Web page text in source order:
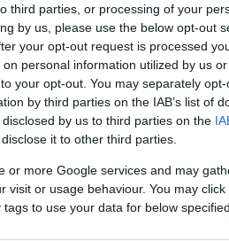
third parties, or processing of your
by us, please use the below opt-out
your opt-out request is processed
personal information utilized by us
your opt-out. You may separately
by third parties on the IAB’s list of
by us to third parties on the
it to other third parties.
or more Google services and may
visit or usage behaviour. You may
to use your data for below
είναι η ενίσχυση
σε τομείς όπως
πυλώνα, που αφορά
21:30
21:15
20:53